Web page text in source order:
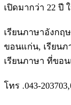
เปิดมากว่า 22 ปี
เรียนภาษาอังกฤ
ขอนแก่น, เรียน
เรียนภาษา ที่ขอ
โทร .043-